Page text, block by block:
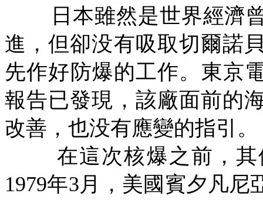
日本雖然是世界經濟
進，但卻没有吸取切爾諾
先作好防爆的工作。東京
報告已發現，該廠面前的
改善，也没有應變的指引。
在這次核爆之前，
1979年3月，美國賓夕凡尼